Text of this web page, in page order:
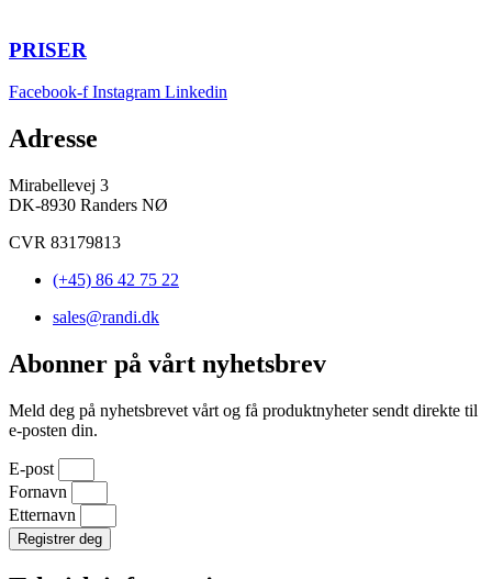
PRISER
Facebook-f Instagram Linkedin
Adresse
Mirabellevej 3
DK-8930 Randers NØ
CVR 83179813
(+45) 86 42 75 22
sales@randi.dk
Abonner på vårt nyhetsbrev
Meld deg på nyhetsbrevet vårt og få produktnyheter sendt direkte til
e-posten din.
E-post
Fornavn
Etternavn
Registrer deg